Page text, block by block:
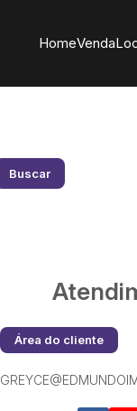
Venda
Home
Área do cliente